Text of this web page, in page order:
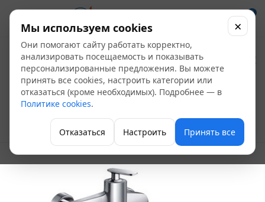
0
Смеситель ванна
FRAP F2279
одноручный
Однорычажные для душа и ванны
Мы используем cookies
Они помогают сайту работать корректно,
анализировать посещаемость и показывать
персонализированные предложения. Вы можете
принять все cookies, настроить категории или
отказаться (кроме необходимых). Подробнее — в
Политике cookies.
Отказаться Настроить Принять все
×